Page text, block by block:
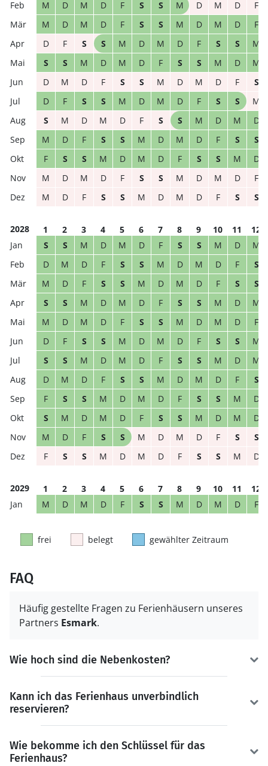
M D M D F S S M D M D
F
M
D M D F S S M D M D
F
D
F S S M D M D F S S
M
S
S M D M D F S S M D
M
D
M D F S S M D M D F
S
D
F S S M D M D F S S
M
S
M D M D F S S M D M
D
M
D F S S M D M D F S
S
F
S S M D M D F S S M
D
M
D M D F S S M D M D
F
M
D F S S M D M D F S S
2028 1 2 3 4 5 6 7 8 9 10 11
12
S
S M D M D F S S M D
M
D
M D F S S M D M D F
S
M
D F S S M D M D F S
S
S
S M D M D F S S M D
M
M
D M D F S S M D M D
F
D
F S S M D M D F S S
M
S
S M D M D F S S M D
M
D
M D F S S M D M D F
S
F
S S M D M D F S S M
D
S
M D M D F S S M D M
D
M
D F S S M D M D F S
S
F
S S M D M D F S S M D
2029 1 2 3 4 5 6 7 8 9 10 11
12
M
D M D F S S M D M D F
frei belegt gewählter Zeitraum
FAQ
Häufig gestellte Fragen zu Ferienhäusern unseres
Partners Esmark.
Wie hoch sind die Nebenkosten?
Kann ich das Ferienhaus unverbindlich
reservieren?
Wie bekomme ich den Schlüssel für das
Ferienhaus?